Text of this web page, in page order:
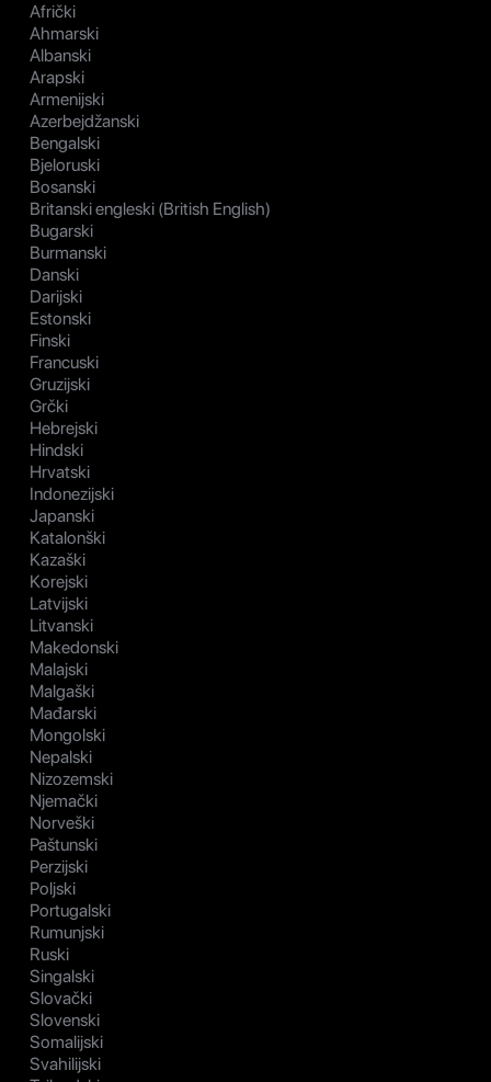
Afrički
Ahmarski
Albanski
Arapski
Armenijski
Azerbejdžanski
Bengalski
Bjeloruski
Bosanski
Britanski engleski (British English)
Bugarski
Burmanski
Danski
Darijski
Estonski
Finski
Francuski
Gruzijski
Grčki
Hebrejski
Hindski
Hrvatski
Indonezijski
Japanski
Katalonški
Kazaški
Korejski
Latvijski
Litvanski
Makedonski
Malajski
Malgaški
Mađarski
Mongolski
Nepalski
Nizozemski
Njemački
Norveški
Paštunski
Perzijski
Poljski
Portugalski
Rumunjski
Ruski
Singalski
Slovački
Slovenski
Somalijski
Svahilijski